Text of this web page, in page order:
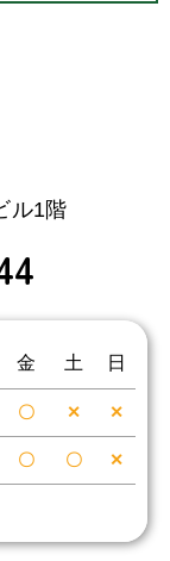
ル1階
金 土 日
〇 ✕ ✕
〇 〇 ✕